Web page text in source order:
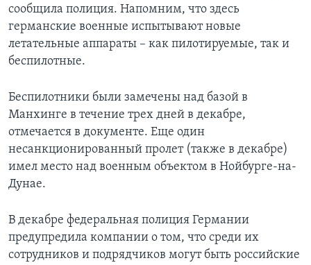
сообщила полиция. Напомним, что здесь
германские военные испытывают новые
летательные аппараты – как пилотируемые, так и
беспилотные.
Беспилотники были замечены над базой в
Манхинге в течение трех дней в декабре,
отмечается в документе. Еще один
несанкционированный пролет (также в декабре)
имел место над военным объектом в Нойбурге-на-
Дунае.
В декабре федеральная полиция Германии
предупредила компании о том, что среди их
сотрудников и подрядчиков могут быть российские